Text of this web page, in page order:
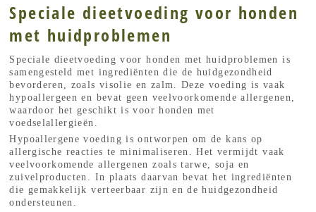
Speciale dieetvoeding voor honden
met huidproblemen
Speciale dieetvoeding voor honden met huidproblemen is
samengesteld met ingrediënten die de huidgezondheid
bevorderen, zoals visolie en zalm. Deze voeding is vaak
hypoallergeen en bevat geen veelvoorkomende allergenen,
waardoor het geschikt is voor honden met
voedselallergieën.
Hypoallergene voeding is ontworpen om de kans op
allergische reacties te minimaliseren. Het vermijdt vaak
veelvoorkomende allergenen zoals tarwe, soja en
zuivelproducten. In plaats daarvan bevat het ingrediënten
die gemakkelijk verteerbaar zijn en de huidgezondheid
ondersteunen.